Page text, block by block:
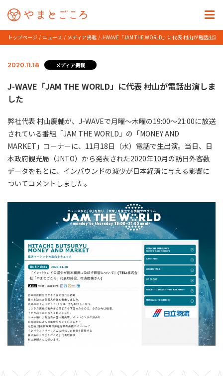
トップページ ニュース メディア掲載 J-WAVE「JAM THE WORLD」に代表 村山が電話出演
2020.11.18 メディア掲載
J-WAVE「JAM THE WORLD」に代表 村山が電話出演しま
した
弊社代表 村山慶輔が、J-WAVEで月曜～木曜の19:00～21:00に放送
されている番組「JAM THE WORLD」の「MONEY AND
MARKET」コーナーに、11月18日（水）電話で生出演。当日、日
本政府観光局（JNTO）から発表された2020年10月の訪日外客数
データをもとに、インバウンドの減少が日本経済に与える影響に
ついてコメントしました。